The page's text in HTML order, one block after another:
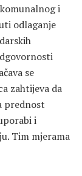
i
odlaganje
se
zahtijeva da
prednost
i
Tim mjerama